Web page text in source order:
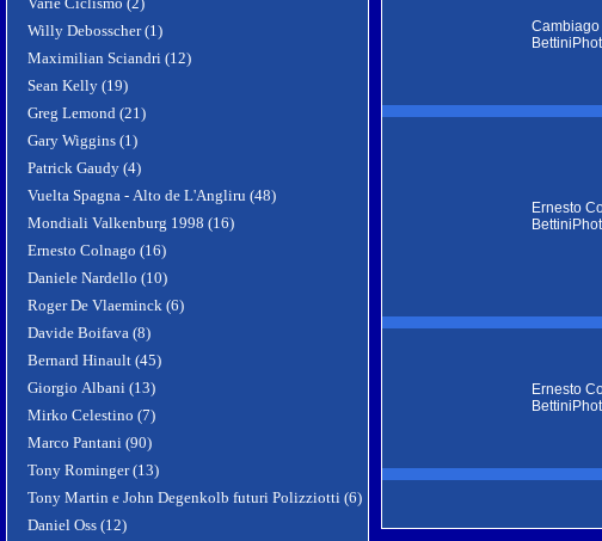
Willy Debosscher (1)
Maximilian Sciandri (12)
Sean Kelly (19)
Greg Lemond (21)
Gary Wiggins (1)
Patrick Gaudy (4)
Vuelta Spagna - Alto de L'Angliru (48)
Mondiali Valkenburg 1998 (16)
Ernesto Colnago (16)
Daniele Nardello (10)
Roger De Vlaeminck (6)
Davide Boifava (8)
Bernard Hinault (45)
Giorgio Albani (13)
Mirko Celestino (7)
Marco Pantani (90)
Tony Rominger (13)
Tony Martin e John Degenkolb futuri Polizziotti (6)
Daniel Oss (12)
Ernesto
Ernesto